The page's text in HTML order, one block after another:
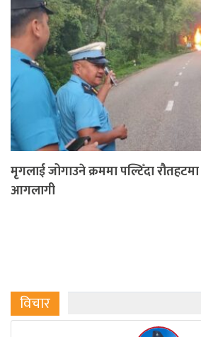
मृगलाई जोगाउने क्रममा पल्टिँदा रौतहटमा
आगलागी
विचार